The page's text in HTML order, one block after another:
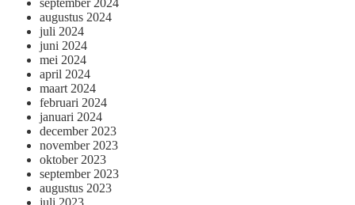
augustus 2024
juli 2024
juni 2024
mei 2024
april 2024
maart 2024
februari 2024
januari 2024
december 2023
november 2023
oktober 2023
september 2023
augustus 2023
juli 2023